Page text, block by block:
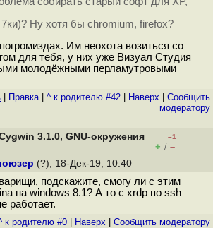
Ну хотя бы chromium, firefox?
Им неохота возиться со
для тебя, у них уже Визуал Студия
молодёжными перламутровыми
Правка| ^ к родителю #42 Наверх
Cообщить
модератору
3.1.0, GNU-окружения
–1
+ / –
(?), 18-Дек-19, 10:40
подскажите, смогу ли с этим
на windows 8.1? А то с xrdp по ssh
работает.
к родителю #0 Наверх Cообщить модератору